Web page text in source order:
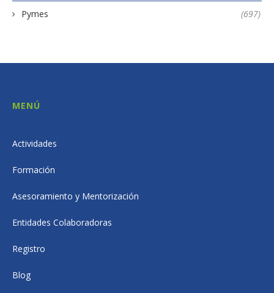
Pymes (697)
MENÚ
Actividades
Formación
Asesoramiento y Mentorización
Entidades Colaboradoras
Registro
Blog